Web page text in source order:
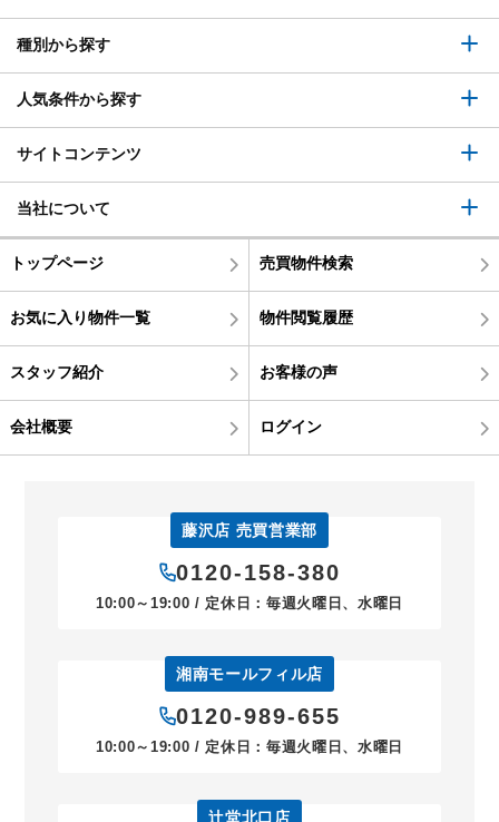
種別から探す
人気条件から探す
サイトコンテンツ
当社について
トップページ 売買物件検索
お気に入り物件一覧 物件閲覧履歴
スタッフ紹介 お客様の声
会社概要 ログイン
藤沢店 売買営業部
0120-158-380
10:00～19:00 / 定休日：毎週火曜日、水曜日
湘南モールフィル店
0120-989-655
10:00～19:00 / 定休日：毎週火曜日、水曜日
辻堂北口店